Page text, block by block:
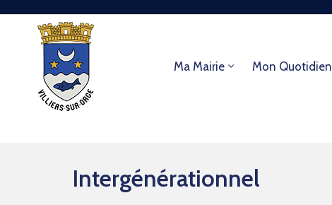
Ma Mairie Mon Quotidien
Intergénérationnel